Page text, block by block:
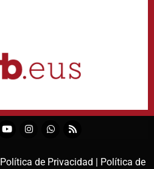
Política de Privacidad | Política de